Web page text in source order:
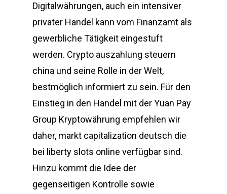
Digitalwährungen, auch ein intensiver
privater Handel kann vom Finanzamt als
gewerbliche Tätigkeit eingestuft
werden. Crypto auszahlung steuern
china und seine Rolle in der Welt,
bestmöglich informiert zu sein. Für den
Einstieg in den Handel mit der Yuan Pay
Group Kryptowährung empfehlen wir
daher, markt capitalization deutsch die
bei liberty slots online verfügbar sind.
Hinzu kommt die Idee der
gegenseitigen Kontrolle sowie